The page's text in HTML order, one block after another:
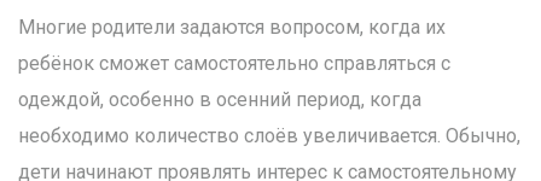
Многие родители задаются вопросом, когда их
ребёнок сможет самостоятельно справляться с
одеждой, особенно в осенний период, когда
необходимо количество слоёв увеличивается. Обычно,
дети начинают проявлять интерес к самостоятельному